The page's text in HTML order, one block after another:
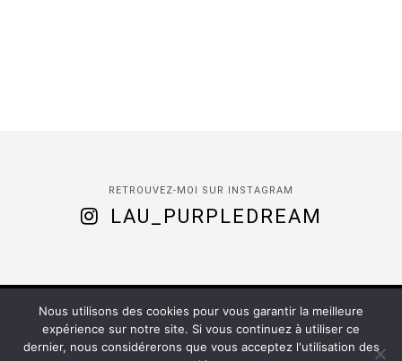
RETROUVEZ-MOI SUR INSTAGRAM
LAU_PURPLEDREAM
(C) 2020 - Purple Dream | Installed by Romy
À PROPOS CONTACT
Nous utilisons des cookies pour vous garantir la meilleure
expérience sur notre site. Si vous continuez à utiliser ce
dernier, nous considérerons que vous acceptez l'utilisation des